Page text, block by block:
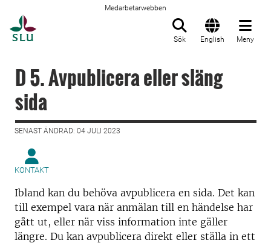
Medarbetarwebben
Sök English Meny
D 5. Avpublicera eller släng
sida
SENAST ÄNDRAD: 04 JULI 2023
KONTAKT
Ibland kan du behöva avpublicera en sida. Det kan
till exempel vara när anmälan till en händelse har
gått ut, eller när viss information inte gäller
längre. Du kan avpublicera direkt eller ställa in ett